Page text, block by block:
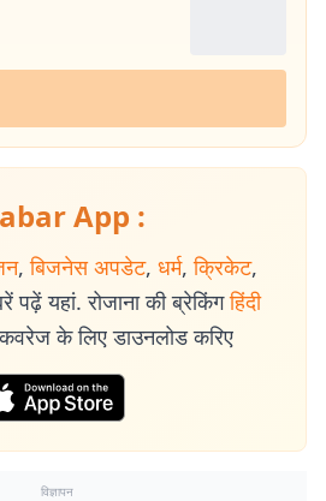
App :
, बिजनेस अपडेट, धर्म, क्रिकेट,
पढ़ें यहां. रोजाना की ब्रेकिंग हिंदी
के लिए डाउनलोड करिए
विज्ञापन